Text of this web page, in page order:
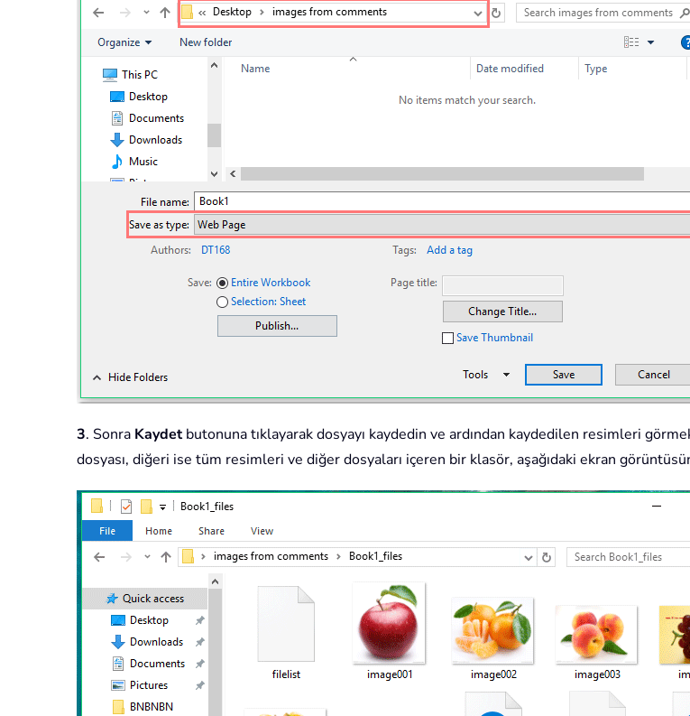
3. Sonra Kaydetbutonuna tıklayarak dosyayı kaydedin ve ardından kaydedilen resimleri
dosyası, diğeri ise tüm resimleri ve diğer dosyaları içeren bir klasör, aşağıdaki ekran